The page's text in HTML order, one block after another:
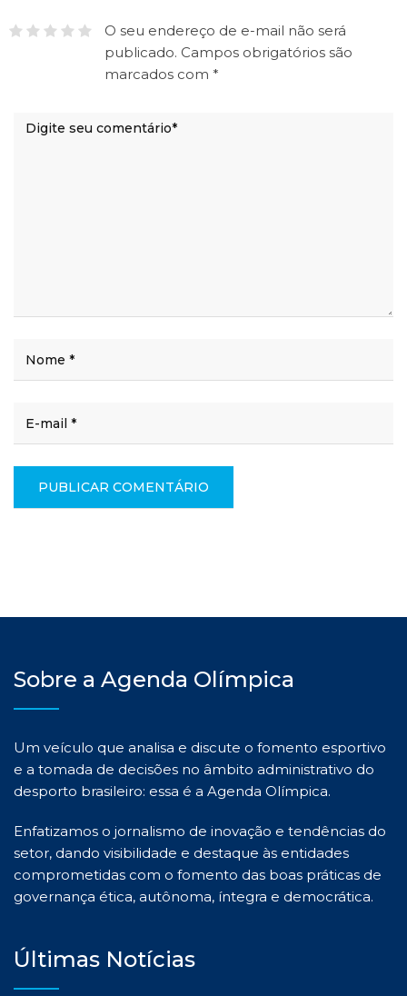
O seu endereço de e-mail não será
publicado. Campos obrigatórios são
marcados com *
Sobre a Agenda Olímpica
Um veículo que analisa e discute o fomento esportivo
e a tomada de decisões no âmbito administrativo do
desporto brasileiro: essa é a Agenda Olímpica.
Enfatizamos o jornalismo de inovação e tendências do
setor, dando visibilidade e destaque às entidades
comprometidas com o fomento das boas práticas de
governança ética, autônoma, íntegra e democrática.
Últimas Notícias